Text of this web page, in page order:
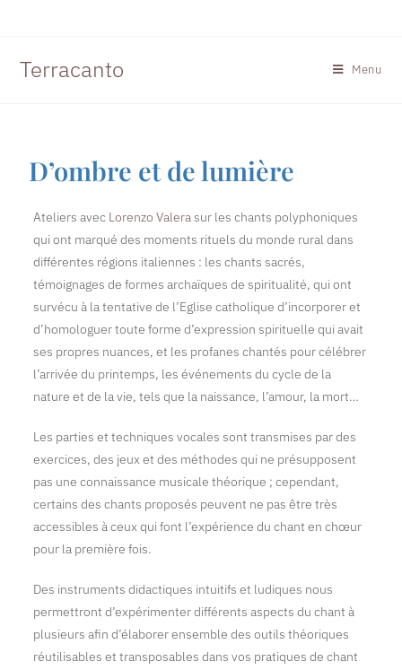
Terracanto Menu
D’ombre et de lumière
Ateliers avec Lorenzo Valerasur les chants polyphoniques
qui ont marqué des moments rituels du monde rural dans
différentes régions italiennes : les chants sacrés,
témoignages de formes archaïques de spiritualité, qui ont
survécu à la tentative de l’Eglise catholique d’incorporer et
d’homologuer toute forme d’expression spirituelle qui avait
ses propres nuances, et les profanes chantés pour célébrer
l’arrivée du printemps, les événements du cycle de la
nature et de la vie, tels que la naissance, l’amour, la mort…
Les parties et techniques vocales sont transmises par des
exercices, des jeux et des méthodes qui ne présupposent
pas une connaissance musicale théorique ; cependant,
certains des chants proposés peuvent ne pas être très
accessibles à ceux qui font l’expérience du chant en chœur
pour la première fois.
Des instruments didactiques intuitifs et ludiques nous
permettront d’expérimenter différents aspects du chant à
plusieurs afin d’élaborer ensemble des outils théoriques
réutilisables et transposables dans vos pratiques de chant